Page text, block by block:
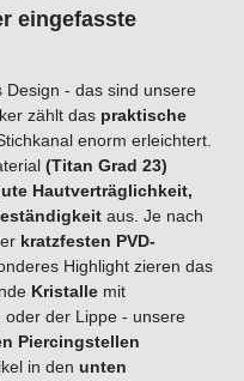
eingefasste
Design - das sind unsere
zählt das praktische
enorm erleichtert.
(Titan Grad 23)
Hautverträglichkeit,
aus. Je nach
kratzfesten PVD-
Highlight zieren das
Kristalle mit
oder der Lippe - unsere
Piercingstellen
in den unten